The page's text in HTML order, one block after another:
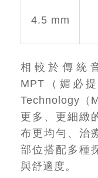
4.5 mm
相較於傳統
MPT（媚必
Technology（
更多、更細緻
布更均勻、治
部位搭配多種
與舒適度。